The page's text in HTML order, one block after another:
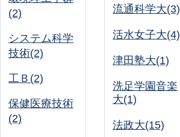
(2)
システム科学
技術(2)
工Ｂ(2)
保健医療技術
(2)
流通科学大(3)
活水女子大(4)
津田塾大(1)
洗足学園音楽
大(1)
法政大(15)